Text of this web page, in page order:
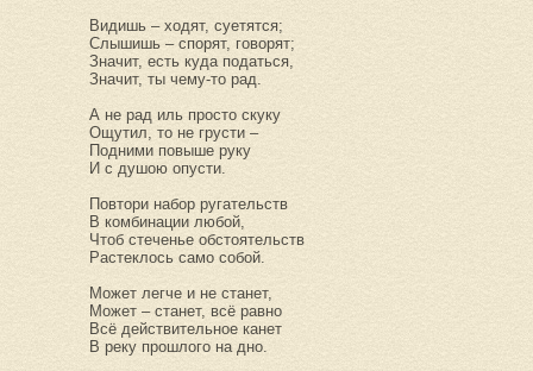
Видишь – ходят, суетятся;
Слышишь – спорят, говорят;
Значит, есть куда податься,
Значит, ты чему-то рад.
А не рад иль просто скуку
Ощутил, то не грусти –
Подними повыше руку
И с душою опусти.
Повтори набор ругательств
В комбинации любой,
Чтоб стеченье обстоятельств
Растеклось само собой.
Может легче и не станет,
Может – станет, всё равно
Всё действительное канет
В реку прошлого на дно.